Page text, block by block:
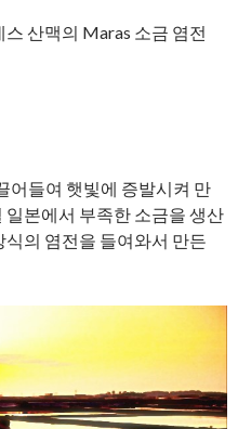
산맥의 Maras 소금 염전
어들여 햇빛에 증발시켜 만
본에서 부족한 소금을 생산
의 염전을 들여와서 만든